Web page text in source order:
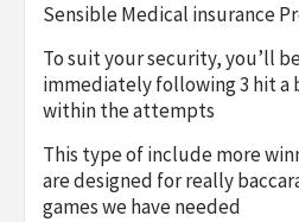
Sensible Medical insurance
To suit your security, you’ll
immediately following 3 hit a
within the attempts
This type of include more
are designed for really
games we have needed